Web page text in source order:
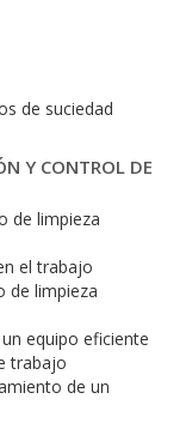
de suciedad
Y CONTROL DE
de limpieza
el trabajo
de limpieza
equipo eficiente
trabajo
de un